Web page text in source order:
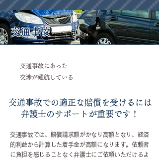
交通事故
交通事故にあった
交渉が難航している
交通事故での適正な賠償を受けるには
弁護士のサポートが重要です！
交通事故では、賠償請求額がかなり高額となり、経済
的利益から計算した着手金が高額になります。依頼者
に負担を感じることなく弁護士にご依頼いただけるよ